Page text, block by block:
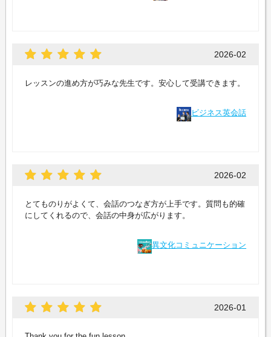
2026-02
レッスンの進め方が巧みな先生です。安心して受講できます。
ビジネス英会話
2026-02
とてものりがよくて、会話のつなぎ方が上手です。質問も的確
にしてくれるので、会話の中身が広がります。
異文化コミュニケーション
2026-01